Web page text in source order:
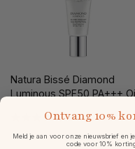
Natura Bissé Diamond
Luminous SPF50 PA+++
Ontvang 10%
Meld je aan voor onze nieuwsbrief en
code voor 10%